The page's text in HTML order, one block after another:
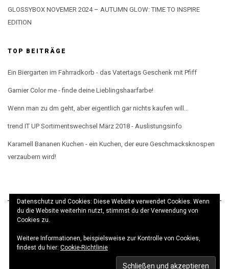
GLOSSYBOX NOVEMER 2024 – AUTUMN GLOW: TIME TO INSPIRE
EDITION
TOP BEITRÄGE
Ein Biergarten im Fahrradkorb - das Vatertags Geschenk mit Pfiff
Garnier Color me - finde deine Lieblingshaarfarbe!
Wenn man zu dm geht, aber eigentlich gar nichts kaufen will...
trend IT UP Sortimentswechsel März 2018 - Auslistungsinfo
Karamell Bananen Kuchen - ein Kuchen, der eure Geschmacksknospen
verzaubern wird!
© elbeMÄDCHEN 2017 · ThemeKale· Realisierung
Prentice Design
Datenschutz und Cookies: Diese Website verwendet Cookies. Wenn
du die Website weiterhin nutzt, stimmst du der Verwendung von
Cookies zu.
Weitere Informationen, beispielsweise zur Kontrolle von Cookies,
findest du hier: Cookie-Richtlinie